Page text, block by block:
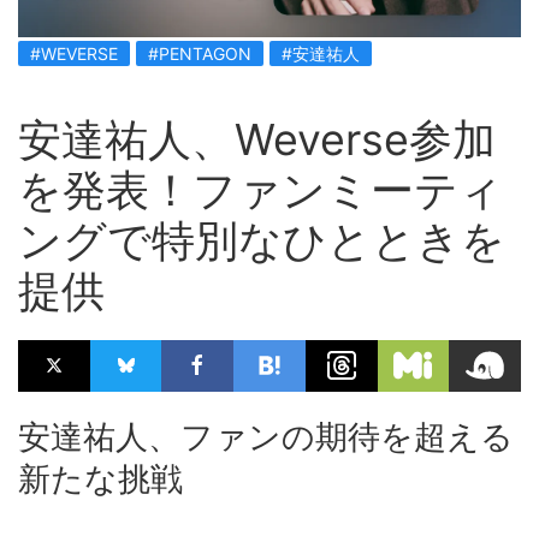
#WEVERSE #PENTAGON #安達祐人
安達祐人、Weverse参加
を発表！ファンミーティ
ングで特別なひとときを
提供
安達祐人、ファンの期待を超える
新たな挑戦